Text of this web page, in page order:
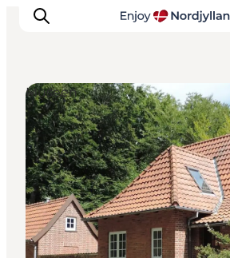
Erlebnisse
Reiseplanung
Destinationen
Guides
Veranstaltungen
Für Kinder
Museen